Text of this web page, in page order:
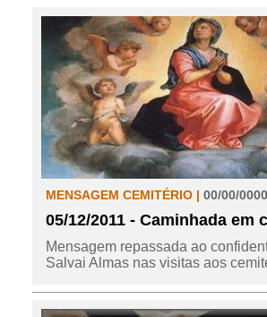
MENSAGEM CEMITÉRIO | 00/00/0000
05/12/2011 - Caminhada em
Mensagem repassada ao
Salvai Almas nas visitas aos